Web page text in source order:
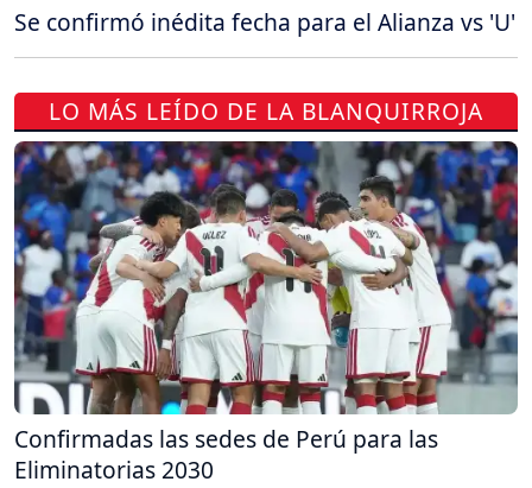
Se confirmó inédita fecha para el Alianza vs 'U'
LO MÁS LEÍDO DE LA BLANQUIRROJA
Confirmadas las sedes de Perú para las
Eliminatorias 2030